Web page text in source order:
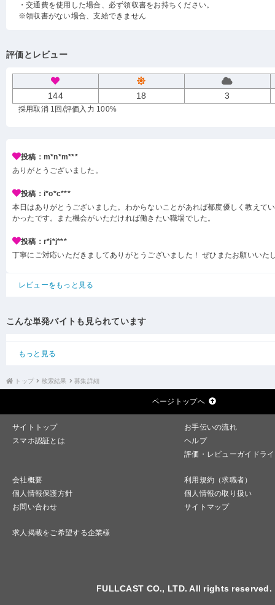
・交通費を使用した場合、必ず領収書をお持ちください。
※領収書がない場合、支給できません
評価とレビュー
144 18 3
採用取消 1回 /評価入力 100%
投稿：m*n*m***
ありがとうございました。
投稿：i*o*c***
本日はありがとうございました。わからないことがあれば都度優しく教えて
かったです。また機会がいただければ働きたい職場でした。
投稿：r*j*j***
丁寧にご対応いただきましてありがとうございました！ ぜひまたお願いいた
レビューをもっと見る
こんな単発バイトも見られています
もっと見る
トップ 検索結果 募集詳細
ページトップへ
サイトトップ
お手伝いの流れ
スマホ認証とは
ヘルプ
評価・レビューガイドラ
会社概要
利用規約（求職者）
個人情報保護方針
個人情報の取り扱い
お問い合わせ
サイトマップ
求人掲載をご希望する企業様
FULLCAST CO., LTD. All rights reserved.